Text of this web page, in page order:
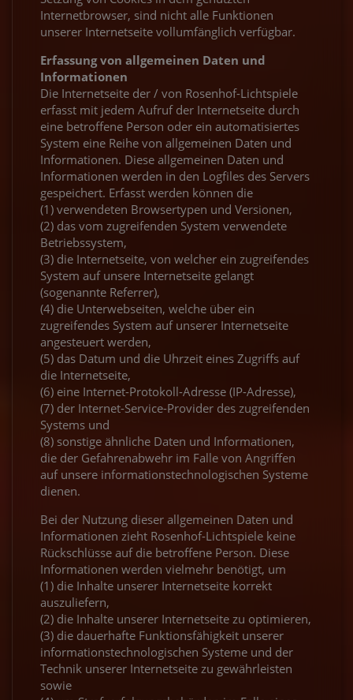
Internetbrowser, sind nicht alle Funktionen
unserer Internetseite vollumfänglich verfügbar.
Erfassung von allgemeinen Daten und
Informationen
Die Internetseite der / von Rosenhof-Lichtspiele
erfasst mit jedem Aufruf der Internetseite durch
eine betroffene Person oder ein automatisiertes
System eine Reihe von allgemeinen Daten und
Informationen. Diese allgemeinen Daten und
Informationen werden in den Logfiles des Servers
gespeichert. Erfasst werden können die
(1) verwendeten Browsertypen und Versionen,
(2) das vom zugreifenden System verwendete
Betriebssystem,
(3) die Internetseite, von welcher ein zugreifendes
System auf unsere Internetseite gelangt
(sogenannte Referrer),
(4) die Unterwebseiten, welche über ein
zugreifendes System auf unserer Internetseite
angesteuert werden,
(5) das Datum und die Uhrzeit eines Zugriffs auf
die Internetseite,
(6) eine Internet-Protokoll-Adresse (IP-Adresse),
(7) der Internet-Service-Provider des zugreifenden
Systems und
(8) sonstige ähnliche Daten und Informationen,
die der Gefahrenabwehr im Falle von Angriffen
auf unsere informationstechnologischen Systeme
dienen.
Bei der Nutzung dieser allgemeinen Daten und
Informationen zieht Rosenhof-Lichtspiele keine
Rückschlüsse auf die betroffene Person. Diese
Informationen werden vielmehr benötigt, um
(1) die Inhalte unserer Internetseite korrekt
auszuliefern,
(2) die Inhalte unserer Internetseite zu optimieren,
(3) die dauerhafte Funktionsfähigkeit unserer
informationstechnologischen Systeme und der
Technik unserer Internetseite zu gewährleisten
sowie